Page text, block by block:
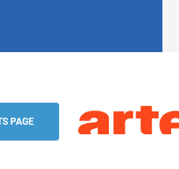
G.E.I.E.
PAGE